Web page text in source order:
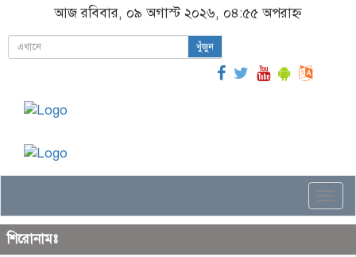
আজ রবিবার, ০৯ অগাস্ট ২০২৬, ০৪:৫৫ অপরাহ্ন
খুঁজুন
শিরোনামঃ